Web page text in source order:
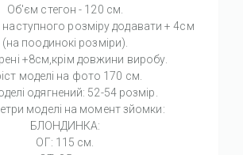
Об'єм стегон - 120 см.
розміру додавати + 4см
(на поодинокі розміри).
+8см,крім довжини виробу.
моделі на фото 170 см.
одягнений: 52-54 розмір.
моделі на момент зйомки:
БЛОНДИНКА:
ОГ: 115 см.